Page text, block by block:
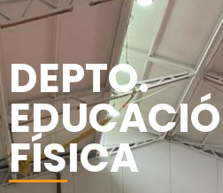
DEPTO.
FÍSICA